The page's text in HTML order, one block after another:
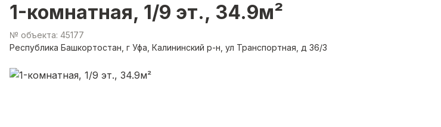
1-комнатная, 1/9 эт., 34.9м²
№ объекта: 45177
Республика Башкортостан, г Уфа, Калининский р-н, ул Транспортная, д 36/3